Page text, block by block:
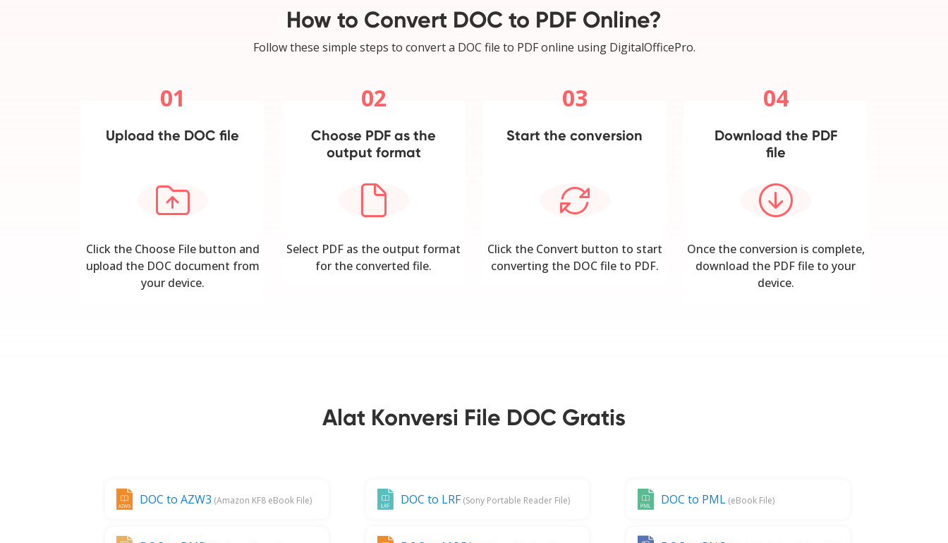
How to Convert DOC to PDF Online?
Follow these simple steps to convert a DOC file to PDF online using DigitalOfficePro.
01
Upload the DOC file
Click the Choose File button and
upload the DOC document from
your device.
02
Choose PDF as the
output format
Select PDF as the output format
for the converted file.
03
Start the conversion
Click the Convert button to start
converting the DOC file to PDF.
04
Download the PDF
file
Once the conversion is complete,
download the PDF file to your
device.
Alat Konversi File DOC Gratis
DOC to AZW3 (Amazon KF8 eBook File) DOC to LRF(Sony Portable Reader File) DOC to PML(eBook File)